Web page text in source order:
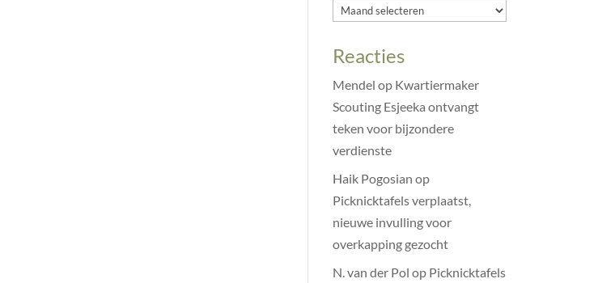
Archieven
Reacties
Mendel op Kwartiermaker
Scouting Esjeeka ontvangt
teken voor bijzondere
verdienste
Haik Pogosian op
Picknicktafels verplaatst,
nieuwe invulling voor
overkapping gezocht
N. van der Pol op Picknicktafels